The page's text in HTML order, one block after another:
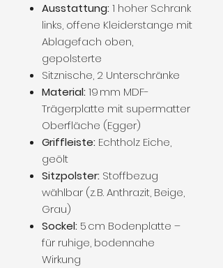
Ausstattung: 1 hoher Schrank
links, offene Kleiderstange mit
Ablagefach oben,
gepolsterte
Sitznische, 2 Unterschränke
Material: 19 mm MDF-
Trägerplatte mit supermatter
Oberfläche (Egger)
Griffleiste: Echtholz Eiche,
geölt
Sitzpolster: Stoffbezug
wählbar (z. B. Anthrazit, Beige,
Grau)
Sockel: 5 cm Bodenplatte –
für ruhige, bodennahe
Wirkung